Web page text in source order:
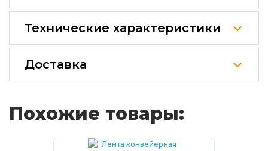
Технические характеристики
Доставка
Похожие товары: